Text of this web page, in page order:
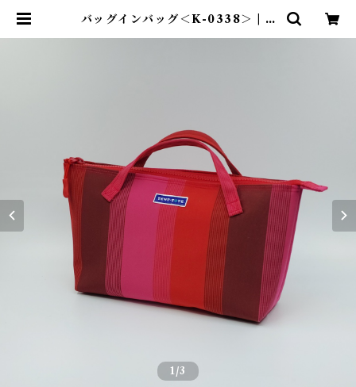
バッグインバッグ＜K-0338＞ | T
1/3